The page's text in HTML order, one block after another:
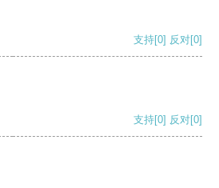
支持[0] 反对[0]
支持[0] 反对[0]